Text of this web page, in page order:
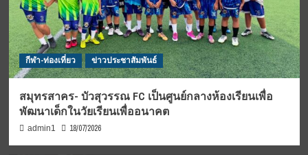
กีฬา-ท่องเที่ยว ข่าวประชาสัมพันธ์
สมุทรสาคร- บัวสุวรรณ FC เป็นศูนย์กลางห้องเรียนเพื่อ
พัฒนาเด็กในวัยเรียนเพื่ออนาคต
admin1 18/07/2026